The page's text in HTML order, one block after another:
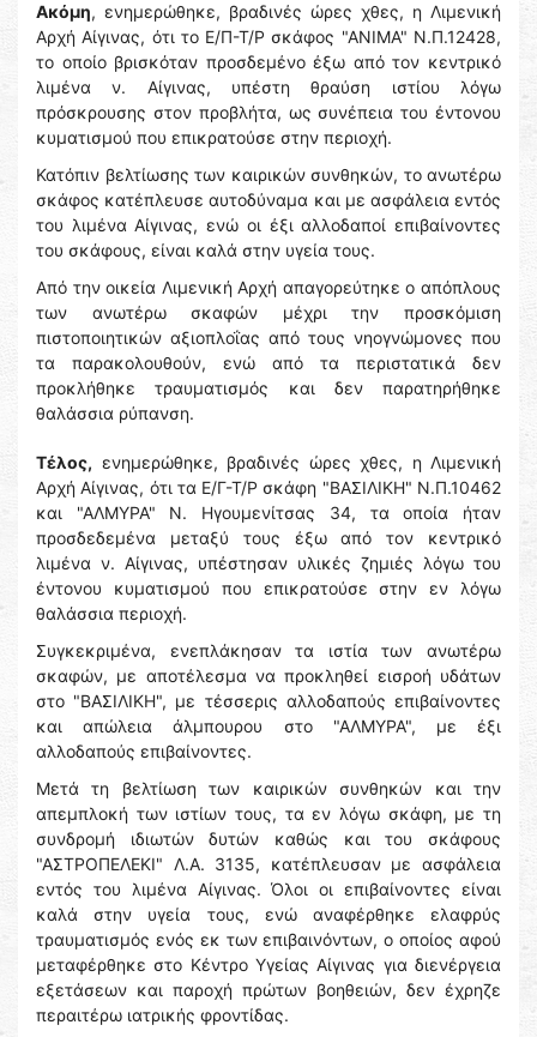
Ακόμη, ενημερώθηκε, βραδινές ώρες χθες, η Λιμενική
Αρχή Αίγινας, ότι το Ε/Π-Τ/Ρ σκάφος "ΑΝΙΜΑ" Ν.Π.12428,
το οποίο βρισκόταν προσδεμένο έξω από τον κεντρικό
λιμένα ν. Αίγινας, υπέστη θραύση ιστίου λόγω
πρόσκρουσης στον προβλήτα, ως συνέπεια του έντονου
κυματισμού που επικρατούσε στην περιοχή.
Κατόπιν βελτίωσης των καιρικών συνθηκών, το ανωτέρω
σκάφος κατέπλευσε αυτοδύναμα και με ασφάλεια εντός
του λιμένα Αίγινας, ενώ οι έξι αλλοδαποί επιβαίνοντες
του σκάφους, είναι καλά στην υγεία τους.
Από την οικεία Λιμενική Αρχή απαγορεύτηκε ο απόπλους
των ανωτέρω σκαφών μέχρι την προσκόμιση
πιστοποιητικών αξιοπλοΐας από τους νηογνώμονες που
τα παρακολουθούν, ενώ από τα περιστατικά δεν
προκλήθηκε τραυματισμός και δεν παρατηρήθηκε
θαλάσσια ρύπανση.
Τέλος, ενημερώθηκε, βραδινές ώρες χθες, η Λιμενική
Αρχή Αίγινας, ότι τα Ε/Γ-Τ/Ρ σκάφη "ΒΑΣΙΛΙΚΗ" Ν.Π.10462
και "ΑΛΜΥΡΑ" Ν. Ηγουμενίτσας 34, τα οποία ήταν
προσδεδεμένα μεταξύ τους έξω από τον κεντρικό
λιμένα ν. Αίγινας, υπέστησαν υλικές ζημιές λόγω του
έντονου κυματισμού που επικρατούσε στην εν λόγω
θαλάσσια περιοχή.
Συγκεκριμένα, ενεπλάκησαν τα ιστία των ανωτέρω
σκαφών, με αποτέλεσμα να προκληθεί εισροή υδάτων
στο "ΒΑΣΙΛΙΚΗ", με τέσσερις αλλοδαπούς επιβαίνοντες
και απώλεια άλμπουρου στο "ΑΛΜΥΡΑ", με έξι
αλλοδαπούς επιβαίνοντες.
Μετά τη βελτίωση των καιρικών συνθηκών και την
απεμπλοκή των ιστίων τους, τα εν λόγω σκάφη, με τη
συνδρομή ιδιωτών δυτών καθώς και του σκάφους
"ΑΣΤΡΟΠΕΛΕΚΙ" Λ.Α. 3135, κατέπλευσαν με ασφάλεια
εντός του λιμένα Αίγινας. Όλοι οι επιβαίνοντες είναι
καλά στην υγεία τους, ενώ αναφέρθηκε ελαφρύς
τραυματισμός ενός εκ των επιβαινόντων, ο οποίος αφού
μεταφέρθηκε στο Κέντρο Υγείας Αίγινας για διενέργεια
εξετάσεων και παροχή πρώτων βοηθειών, δεν έχρηζε
περαιτέρω ιατρικής φροντίδας.